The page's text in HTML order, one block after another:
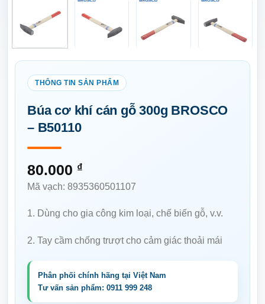
Búa cơ khí cán gỗ 300g BROSCO
– B50110
80.000 ₫
Mã vạch: 8935360501107
1. Dùng cho gia công kim loại, chế biến gỗ, v.v.
2. Tay cầm chống trượtcho cảm giác thoải mái